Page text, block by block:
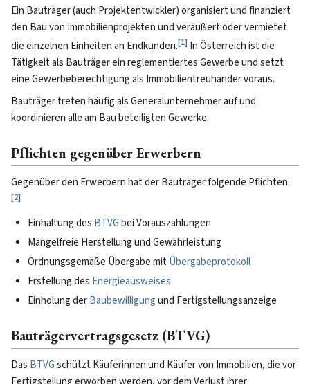
Ein Bauträger (auch Projektentwickler) organisiert und finanziert
den Bau von Immobilienprojekten und veräußert oder vermietet
die einzelnen Einheiten an Endkunden.[1] In Österreich ist die
Tätigkeit als Bauträger ein reglementiertes Gewerbe und setzt
eine Gewerbeberechtigung als Immobilientreuhänder voraus.
Bauträger treten häufig als Generalunternehmer auf und
koordinieren alle am Bau beteiligten Gewerke.
Pflichten gegenüber Erwerbern
Gegenüber den Erwerbern hat der Bauträger folgende Pflichten:
[2]
Einhaltung des BTVGbei Vorauszahlungen
Mängelfreie Herstellung und Gewährleistung
Ordnungsgemäße Übergabe mit Übergabeprotokoll
Erstellung des Energieausweises
Einholung derBaubewilligungund Fertigstellungsanzeige
Bauträgervertragsgesetz (BTVG)
Das BTVGschützt Käuferinnen und Käufer von Immobilien, die vor